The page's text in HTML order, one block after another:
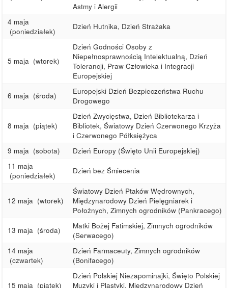
Astmy i Alergii
4 maja
(poniedziałek)
Dzień Hutnika, Dzień Strażaka
5 maja (wtorek)
Dzień Godności Osoby z
Niepełnosprawnością Intelektualną, Dzień
Tolerancji, Praw Człowieka i Integracji
Europejskiej
6 maja (środa)
Europejski Dzień Bezpieczeństwa Ruchu
Drogowego
8 maja (piątek)
Dzień Zwycięstwa, Dzień Bibliotekarza i
Bibliotek, Światowy Dzień Czerwonego Krzyża
i Czerwonego Półksiężyca
9 maja (sobota)
Dzień Europy (Święto Unii Europejskiej)
11 maja
(poniedziałek)
Dzień bez Śmiecenia
12 maja (wtorek)
Światowy Dzień Ptaków Wędrownych,
Międzynarodowy Dzień Pielęgniarek i
Położnych, Zimnych ogrodników (Pankracego)
13 maja (środa)
Matki Bożej Fatimskiej, Zimnych ogrodników
(Serwacego)
14 maja
(czwartek)
Dzień Farmaceuty, Zimnych ogrodników
(Bonifacego)
15 maja (piątek)
Dzień Polskiej Niezapominajki, Święto Polskiej
Muzyki i Plastyki, Międzynarodowy Dzień